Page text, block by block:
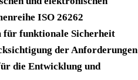
ISO 26262
für funktionale Sicherheit
der Anforderungen
die Entwicklung und